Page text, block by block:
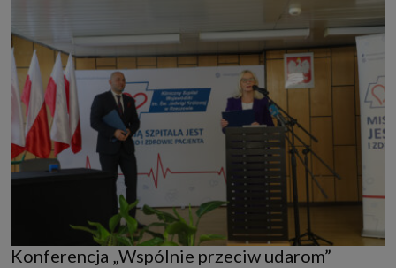
Konferencja „Wspólnie przeciw udarom”